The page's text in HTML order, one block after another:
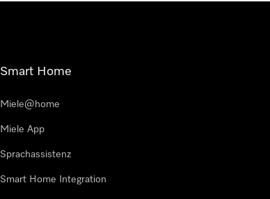
Smart Home
Miele@home
Miele App
Sprachassistenz
Smart Home Integration